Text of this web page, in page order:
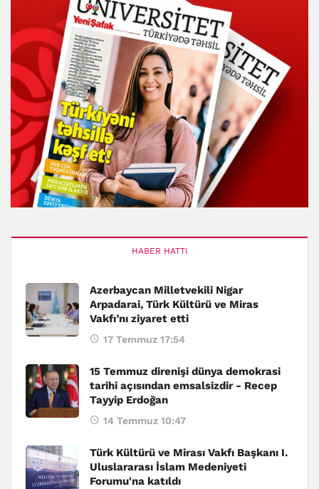
HABER HATTI
Azerbaycan Milletvekili Nigar
Arpadarai, Türk Kültürü ve Miras
Vakfı’nı ziyaret etti
17 Temmuz 17:54
15 Temmuz direnişi dünya demokrasi
tarihi açısından emsalsizdir - Recep
Tayyip Erdoğan
14 Temmuz 10:47
Türk Kültürü ve Mirası Vakfı Başkanı I.
Uluslararası İslam Medeniyeti
Forumu'na katıldı